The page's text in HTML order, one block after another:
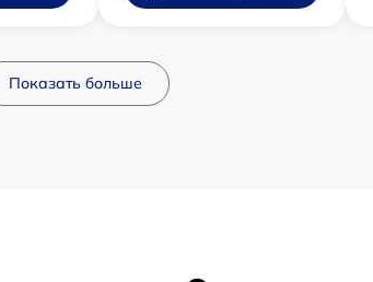
Показать больше